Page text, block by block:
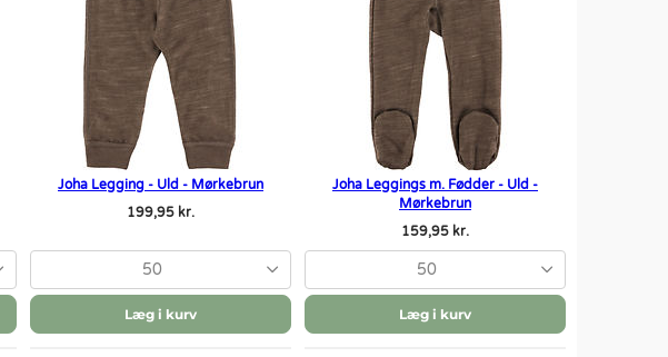
Joha Legging - Uld - Mørkebrun
199,95 kr.
50
Læg i kurv
Joha Leggings m. Fødder - Uld -
Mørkebrun
159,95 kr.
50
Læg i kurv